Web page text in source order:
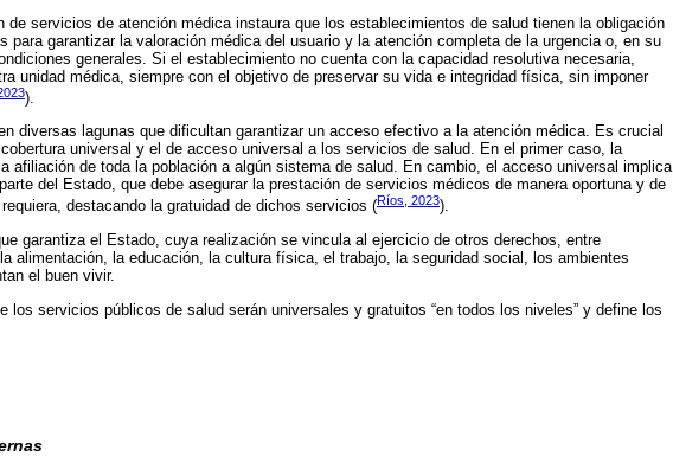
de servicios de atención médica instaura que los establecimientos de salud tienen la obligación
para garantizar la valoración médica del usuario y la atención completa de la urgencia o, en su
generales. Si el establecimiento no cuenta con la capacidad resolutiva necesaria,
unidad médica, siempre con el objetivo de preservar su vida e integridad física, sin imponer
).
diversas lagunas que dificultan garantizar un acceso efectivo a la atención médica. Es crucial
universal y el de acceso universal a los servicios de salud. En el primer caso, la
afiliación de toda la población a algún sistema de salud. En cambio, el acceso universal implica
del Estado, que debe asegurar la prestación de servicios médicos de manera oportuna y de
destacando la gratuidad de dichos servicios (Ríos, 2023).
garantiza el Estado, cuya realización se vincula al ejercicio de otros derechos, entre
alimentación, la educación, la cultura física, el trabajo, la seguridad social, los ambientes
el buen vivir.
los servicios públicos de salud serán universales y gratuitos “en todos los niveles” y define los